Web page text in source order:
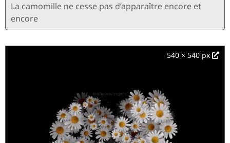
La camomille ne cesse pas d’apparaître encore et
encore
540 × 540 px